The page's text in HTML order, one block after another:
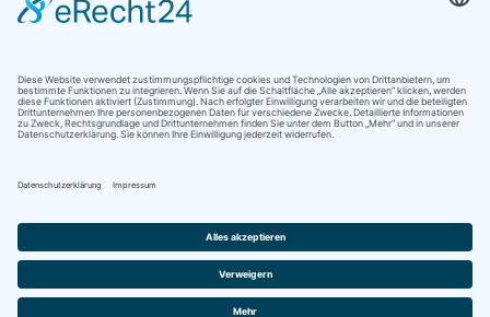
Tel.: +49 (0) 4154 / 7 95 40-0
Erfahren Sie mehr überunsere Geschichteals traditionsreiches Familienunternehmen
und lernen Sieunsere WerteundKatalogekennen.
Kontakt